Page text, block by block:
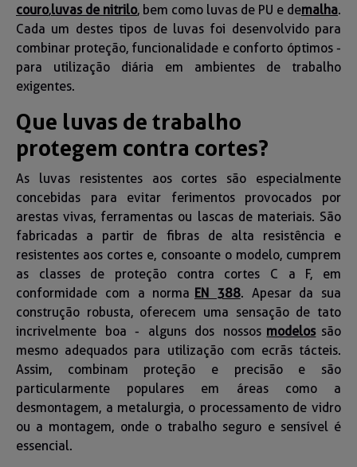
couro,luvas de nitrilo, bem como luvas de PU e demalha.
Cada um destes tipos de luvas foi desenvolvido para
combinar proteção, funcionalidade e conforto óptimos -
para utilização diária em ambientes de trabalho
exigentes.
Que luvas de trabalho
protegem contra cortes?
As luvas resistentes aos cortes são especialmente
concebidas para evitar ferimentos provocados por
arestas vivas, ferramentas ou lascas de materiais. São
fabricadas a partir de fibras de alta resistência e
resistentes aos cortes e, consoante o modelo, cumprem
as classes de proteção contra cortes C a F, em
conformidade com a norma EN 388. Apesar da sua
construção robusta, oferecem uma sensação de tato
incrivelmente boa - alguns dos nossos modelossão
mesmo adequados para utilização com ecrãs tácteis.
Assim, combinam proteção e precisão e são
particularmente populares em áreas como a
desmontagem, a metalurgia, o processamento de vidro
ou a montagem, onde o trabalho seguro e sensível é
essencial.